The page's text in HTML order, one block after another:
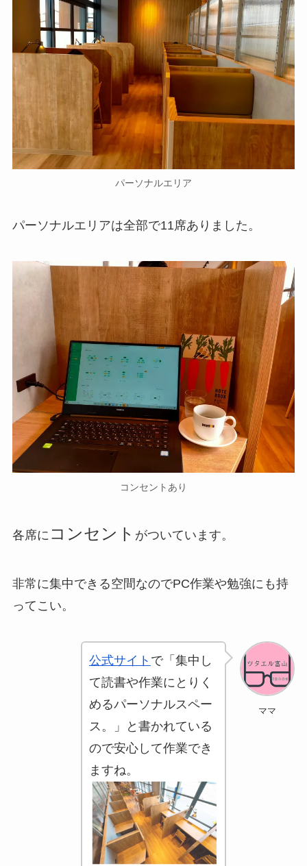
パーソナルエリア
パーソナルエリアは全部で11席ありました。
コンセントあり
各席に コンセント がついています。
非常に集中できる空間なのでPC作業や勉強にも持
ってこい。
ママ
公式サイト で「集中し
て読書や作業にとりく
めるパーソナルスペー
ス。」と書かれている
ので安心して作業でき
ますね。